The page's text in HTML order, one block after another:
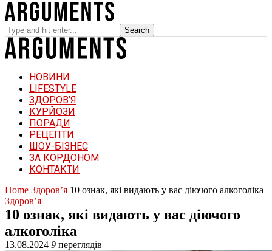
Search
НОВИНИ
LIFESTYLE
ЗДОРОВ’Я
КУРЙОЗИ
ПОРАДИ
РЕЦЕПТИ
ШОУ-БІЗНЕС
ЗА КОРДОНОМ
КОНТАКТИ
Home Здоров’я 10 ознак, які видають у вас діючого алкоголіка
Здоров’я
10 ознак, які видають у вас діючого
алкоголіка
13.08.2024 9 переглядів